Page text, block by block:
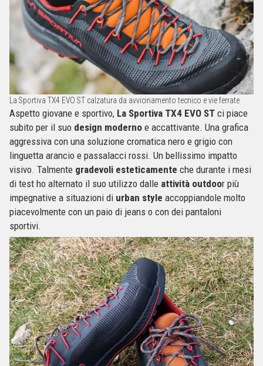
La Sportiva TX4 EVO ST calzatura da avvicinamento tecnico e vie ferrate
Aspetto giovane e sportivo, La Sportiva TX4 EVO ST ci piace
subito per il suo design moderno e accattivante. Una grafica
aggressiva con una soluzione cromatica nero e grigio con
linguetta arancio e passalacci rossi. Un bellissimo impatto
visivo. Talmente gradevoli esteticamente che durante i mesi
di test ho alternato il suo utilizzo dalle attività outdoor più
impegnative a situazioni di urban style accoppiandole molto
piacevolmente con un paio di jeans o con dei pantaloni
sportivi.